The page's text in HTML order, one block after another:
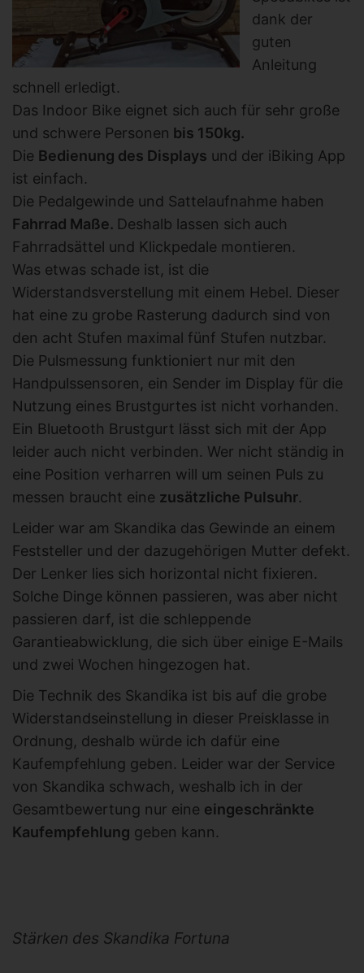
dank der
guten
Anleitung
schnell erledigt.
Das Indoor Bike eignet sich auch für sehr große
und schwere Personen bis 150kg.
Die Bedienung des Displays und der iBiking App
ist einfach.
Die Pedalgewinde und Sattelaufnahme haben
Fahrrad Maße. Deshalb lassen sich auch
Fahrradsättel und Klickpedale montieren.
Was etwas schade ist, ist die
Widerstandsverstellung mit einem Hebel. Dieser
hat eine zu grobe Rasterung dadurch sind von
den acht Stufen maximal fünf Stufen nutzbar.
Die Pulsmessung funktioniert nur mit den
Handpulssensoren, ein Sender im Display für die
Nutzung eines Brustgurtes ist nicht vorhanden.
Ein Bluetooth Brustgurt lässt sich mit der App
leider auch nicht verbinden. Wer nicht ständig in
eine Position verharren will um seinen Puls zu
messen braucht eine zusätzliche Pulsuhr.
Leider war am Skandika das Gewinde an einem
Feststeller und der dazugehörigen Mutter defekt.
Der Lenker lies sich horizontal nicht fixieren.
Solche Dinge können passieren, was aber nicht
passieren darf, ist die schleppende
Garantieabwicklung, die sich über einige E-Mails
und zwei Wochen hingezogen hat.
Die Technik des Skandika ist bis auf die grobe
Widerstandseinstellung in dieser Preisklasse in
Ordnung, deshalb würde ich dafür eine
Kaufempfehlung geben. Leider war der Service
von Skandika schwach, weshalb ich in der
Gesamtbewertung nur eine eingeschränkte
Kaufempfehlung geben kann.
Stärken des Skandika Fortuna